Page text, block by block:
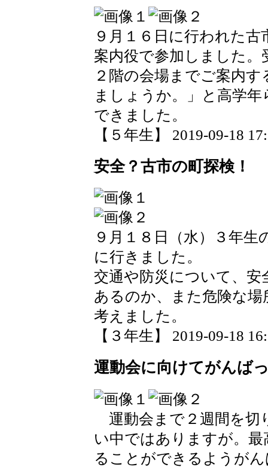
９月１６日に行われた
案内役で参加しました
２階の会場までご案内
ましょうか。」と高学
できました。
【５年生】 2019-09-18
安全？古市の町探検！
９月１８日（水）３年
に行きました。
交通や防災について、
あるのか、また危険な
考えました。
【３年生】 2019-09-18
運動会に向けてがんば
運動会まで２週間を切
い中ではありますが。
ることができるようが